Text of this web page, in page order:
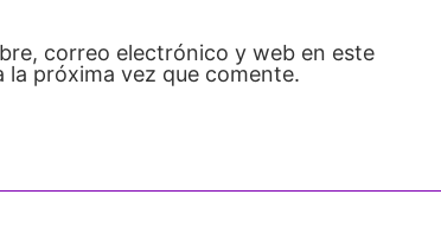
correo electrónico y web en este
la próxima vez que comente.